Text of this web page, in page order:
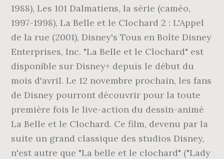
1988), Les 101 Dalmatiens, la série (caméo,
1997-1998), La Belle et le Clochard 2 : L'Appel
de la rue (2001), Disney's Tous en Boîte Disney
Enterprises, Inc. "La Belle et le Clochard" est
disponible sur Disney+ depuis le début du
mois d'avril. Le 12 novembre prochain, les fans
de Disney pourront découvrir pour la toute
première fois le live-action du dessin-animé
La Belle et le Clochard. Ce film, devenu par la
suite un grand classique des studios Disney,
n'est autre que "La belle et le clochard" ("Lady